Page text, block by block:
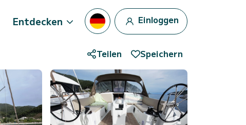
Entdecken Einloggen
Teilen Speichern